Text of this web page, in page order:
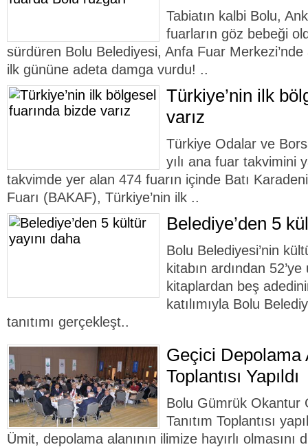
Tabiatın kalbi Bolu,
fuarların göz bebeği
sürdüren Bolu Belediyesi, Anfa Fuar Merkezi’nde
ilk gününe adeta damga vurdu! ..
Türkiye’nin ilk
varız
Türkiye Odalar ve
yılı ana fuar takvimini
takvimde yer alan 474 fuarın içinde Batı
Fuarı (BAKAF), Türkiye’nin ilk ..
Belediye’den 5
Bolu Belediyesi’nin
kitabın ardından
kitaplardan beş
katılımıyla Bolu
tanıtımı gerçekleşt..
Geçici Depolama
Toplantısı Yapıldı
Bolu Gümrük Okantur
Tanıtım Toplantısı
Ümit, depolama alanının ilimize hayırlı olmasını